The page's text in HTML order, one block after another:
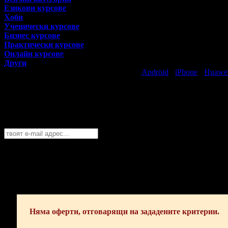
Езикови курсове
Хоби
Ученически курсове
Бизнес курсове
Практически курсове
Онлайн курсове
Други
Android iPhone
Няма оферти, отговарящи на зададените критерии.